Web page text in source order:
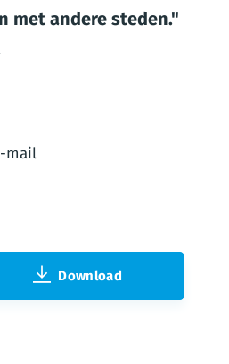
met andere steden.
mail
Download